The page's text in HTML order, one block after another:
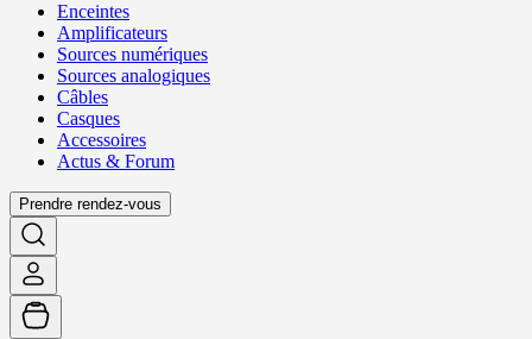
Enceintes
Amplificateurs
Sources numériques
Sources analogiques
Câbles
Casques
Accessoires
Actus & Forum
Prendre rendez-vous